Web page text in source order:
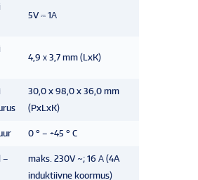
5V ⎓ 1А
4,9 х 3,7 mm (LxK)
30,0 x 98,0 x 36,0 mm
(PxLxK)
0 ° – +45 ° C
–
maks. 230V ~; 16 А (4A
induktiivne koormus)